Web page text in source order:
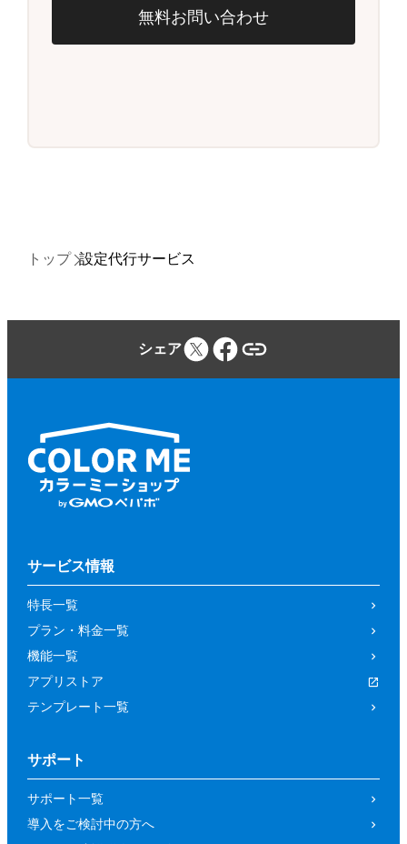
無料お問い合わせ
トップ 設定代行サービス
シェア
サービス情報
特長一覧
プラン・料金一覧
機能一覧
アプリストア
テンプレート一覧
サポート
サポート一覧
導入をご検討中の方へ